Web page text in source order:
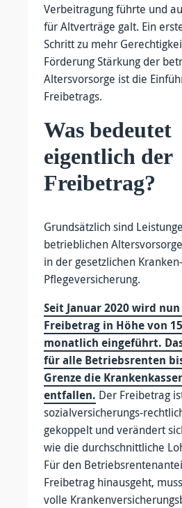
Verbeitragung führte und
für Altverträge galt. Ein
Schritt zu mehr
Förderung Stärkung der
Altersvorsorge ist die
Freibetrags.
Was bedeutet
eigentlich der
Freibetrag?
Grundsätzlich sind
betrieblichen
in der gesetzlichen
Pflegeversicherung.
Seit Januar 2020 wird
Freibetrag in Höhe von
monatlich eingeführt.
für alle Betriebsrenten
Grenze die
entfallen. Der Freibetrag
sozialversicherungs-
gekoppelt und verändert
wie die durchschnittliche
Für den
Freibetrag hinausgeht,
volle